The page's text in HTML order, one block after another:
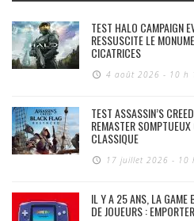
TEST HALO CAMPAIGN
RESSUSCITE LE
CICATRICES
4 août 2026 - 10 h
TEST ASSASSIN’S
REMASTER
CLASSIQUE
17 juillet 2026 - 10
IL Y A 25 ANS, LA GAME
DE JOUEURS :